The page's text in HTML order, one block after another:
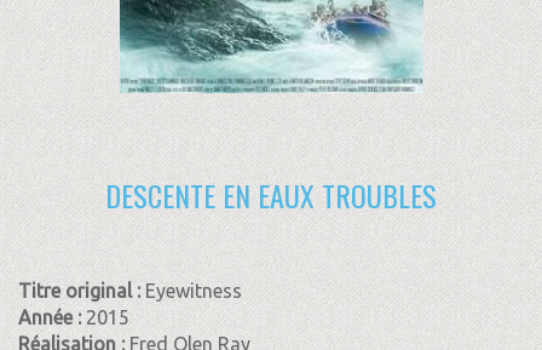
DESCENTE EN EAUX TROUBLES
Titre original : Eyewitness
Année : 2015
Réalisation :Fred Olen Ray